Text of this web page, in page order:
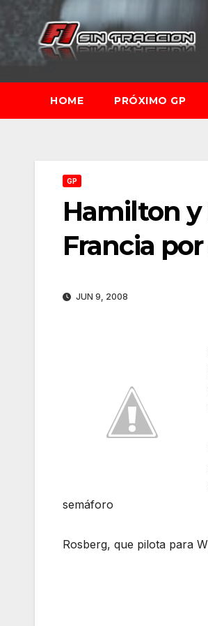
Saltar
contenido
HOME PRÓXIMO GP
GP
Hamilton y
Francia
JUN 9, 2008
semáforo
Rosberg, que pilota para